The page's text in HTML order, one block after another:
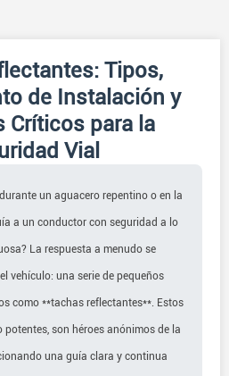
Tipos,
de Instalación y
Críticos para la
Vial
un aguacero repentino o en la
a un conductor con seguridad a lo
La respuesta a menudo se
vehículo: una serie de pequeños
como **tachas reflectantes**. Estos
son héroes anónimos de la
una guía clara y continua